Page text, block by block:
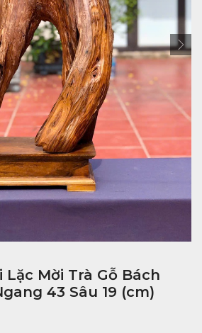
Mời Trà Gỗ Bách
43 Sâu 19 (cm)